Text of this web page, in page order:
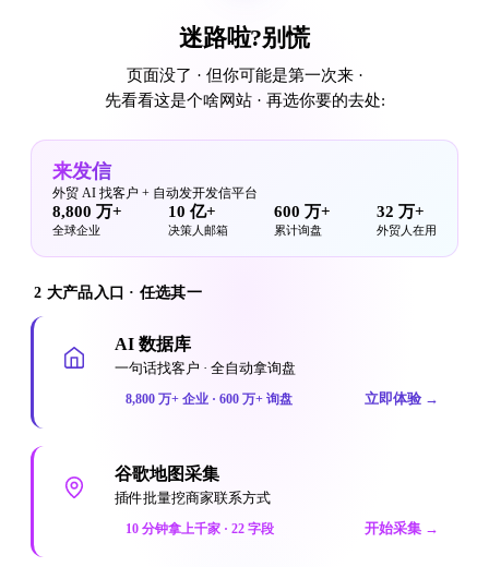
迷路啦?别慌
页面没了 · 但你可能是第一次来 ·
先看看这是个啥网站 · 再选你要的去处:
来发信
外贸 AI 找客户 + 自动发开发信平台
8,800 万+
全球企业
10 亿+
决策人邮箱
600 万+
累计询盘
32 万+
外贸人在用
2 大产品入口 · 任选其一
AI 数据库
一句话找客户 · 全自动拿询盘
8,800 万+ 企业 · 600 万+ 询盘 立即体验 →
谷歌地图采集
插件批量挖商家联系方式
10 分钟拿上千家 · 22 字段 开始采集 →